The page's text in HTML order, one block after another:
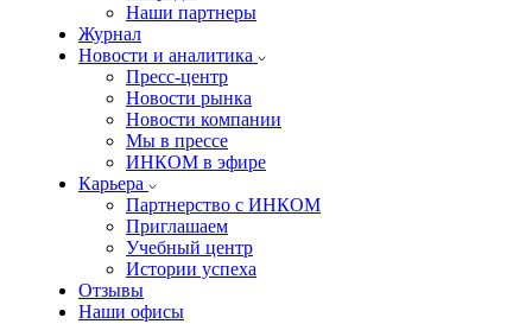
Наши партнеры
Журнал
Новости и аналитика
Пресс-центр
Новости рынка
Новости компании
Мы в прессе
ИНКОМ в эфире
Карьера
Партнерство с ИНКОМ
Приглашаем
Учебный центр
Истории успеха
Отзывы
Наши офисы